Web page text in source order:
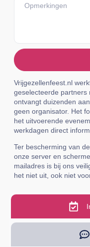
Vrijgezellenfeest.nl
geselecteerde partners
ontvangt duizenden
geen organisator. Het
het uitvoerende
werkdagen direct
Ter bescherming van
onze server en
mailadres is bij ons
het niet uit, ook niet